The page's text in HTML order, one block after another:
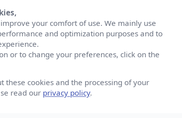
en qualité de directrice du
d’Europe 1
your comfort of use. We mainly use
and optimization purposes and to
or to change your preferences, click on the
these cookies and the processing of your
read our privacy policy.